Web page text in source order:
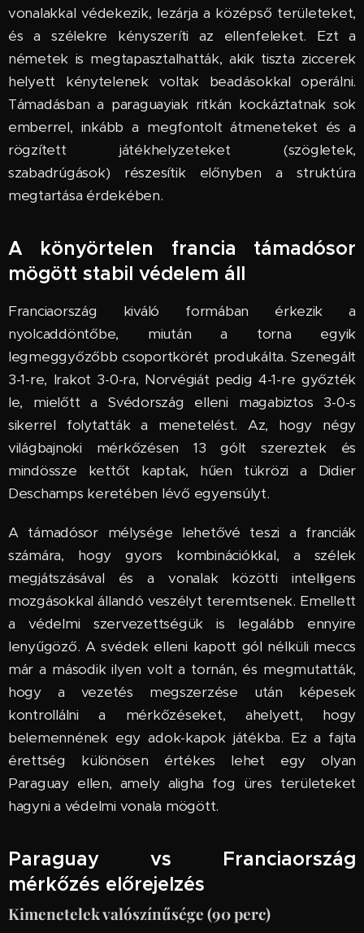
vonalakkal védekezik, lezárja a középső területeket,
és a szélekre kényszeríti az ellenfeleket. Ezt a
németek is megtapasztalhatták, akik tiszta ziccerek
helyett kénytelenek voltak beadásokkal operálni.
Támadásban a paraguayiak ritkán kockáztatnak sok
emberrel, inkább a megfontolt átmeneteket és a
rögzített játékhelyzeteket (szögletek,
szabadrúgások) részesítik előnyben a struktúra
megtartása érdekében.
A könyörtelen francia támadósor
mögött stabil védelem áll
Franciaország kiváló formában érkezik a
nyolcaddöntőbe, miután a torna egyik
legmeggyőzőbb csoportkörét produkálta. Szenegált
3-1-re, Irakot 3-0-ra, Norvégiát pedig 4-1-re győzték
le, mielőtt a Svédország elleni magabiztos 3-0-s
sikerrel folytatták a menetelést. Az, hogy négy
világbajnoki mérkőzésen 13 gólt szereztek és
mindössze kettőt kaptak, hűen tükrözi a Didier
Deschamps keretében lévő egyensúlyt.
A támadósor mélysége lehetővé teszi a franciák
számára, hogy gyors kombinációkkal, a szélek
megjátszásával és a vonalak közötti intelligens
mozgásokkal állandó veszélyt teremtsenek. Emellett
a védelmi szervezettségük is legalább ennyire
lenyűgöző. A svédek elleni kapott gól nélküli meccs
már a második ilyen volt a tornán, és megmutatták,
hogy a vezetés megszerzése után képesek
kontrollálni a mérkőzéseket, ahelyett, hogy
belemennének egy adok-kapok játékba. Ez a fajta
érettség különösen értékes lehet egy olyan
Paraguay ellen, amely aligha fog üres területeket
hagyni a védelmi vonala mögött.
Paraguay vs Franciaország
mérkőzés előrejelzés
Kimenetelek valószínűsége (90 perc)